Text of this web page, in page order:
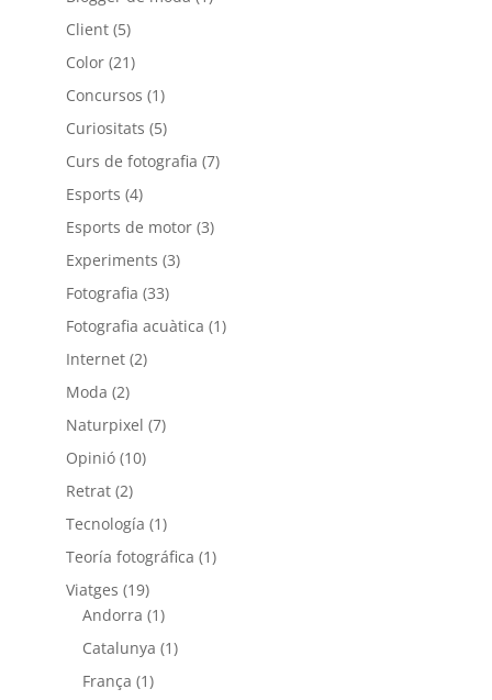
Client(5)
Color(21)
Concursos (1)
Curiositats (5)
Curs de fotografia (7)
Esports (4)
Esports de motor(3)
Experiments (3)
Fotografia (33)
Fotografia acuàtica (1)
Internet(2)
Moda (2)
Naturpixel (7)
Opinió(10)
Retrat(2)
Tecnología (1)
Teoría fotográfica (1)
Viatges (19)
Andorra (1)
Catalunya (1)
França (1)